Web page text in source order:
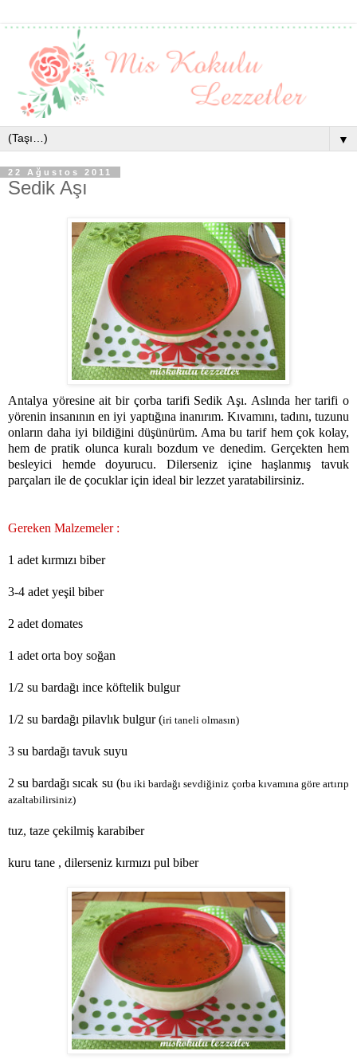
▼
22 Ağustos 2011
Sedik Aşı
Antalya yöresine ait bir çorba tarifi Sedik Aşı. Aslında her tarifi o
yörenin insanının en iyi yaptığına inanırım. Kıvamını, tadını, tuzunu
onların daha iyi bildiğini düşünürüm. Ama bu tarif hem çok kolay,
hem de pratik olunca kuralı bozdum ve denedim. Gerçekten hem
besleyici hemde doyurucu. Dilerseniz içine haşlanmış tavuk
parçaları ile de çocuklar için ideal bir lezzet yaratabilirsiniz.
Gereken Malzemeler :
1 adet kırmızı biber
3-4 adet yeşil biber
2 adet domates
1 adet orta boy soğan
1/2 su bardağı ince köftelik bulgur
1/2 su bardağı pilavlık bulgur (iri taneli olmasın)
3 su bardağı tavuk suyu
2 su bardağı sıcak su (bu iki bardağı sevdiğiniz çorba kıvamına göre artırıp
azaltabilirsiniz)
tuz, taze çekilmiş karabiber
kuru tane , dilerseniz kırmızı pul biber